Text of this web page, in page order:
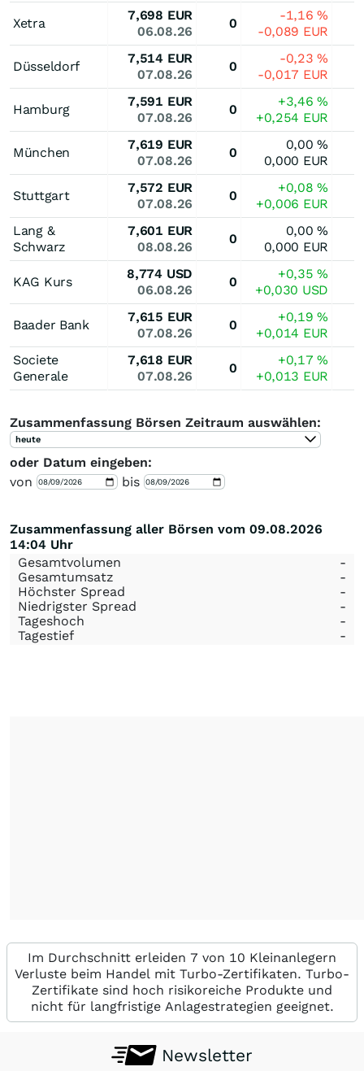
Xetra
7,698 EUR
06.08.26
0
-1,16%
-0,089 EUR
Düsseldorf
7,514 EUR
07.08.26
0
-0,23%
-0,017 EUR
Hamburg
7,591 EUR
07.08.26
0
+3,46%
+0,254 EUR
München
7,619 EUR
07.08.26
0
0,00%
0,000 EUR
Stuttgart
7,572 EUR
07.08.26
0
+0,08%
+0,006 EUR
Lang &
Schwarz
7,601 EUR
08.08.26
0
0,00%
0,000 EUR
KAG Kurs
8,774 USD
06.08.26
0
+0,35%
+0,030 USD
Baader Bank
7,615 EUR
07.08.26
0
+0,19%
+0,014 EUR
Societe
Generale
7,618 EUR
07.08.26
0
+0,17%
+0,013 EUR
Zusammenfassung Börsen Zeitraum auswählen:
heute
oder Datum eingeben:
von
bis
Zusammenfassung aller Börsen vom 09.08.2026
14:04 Uhr
Gesamtvolumen
-
Gesamtumsatz
-
Höchster Spread
-
Niedrigster Spread
-
Tageshoch
-
Tagestief
-
Im Durchschnitt erleiden 7 von 10 Kleinanlegern
Verluste beim Handel mit Turbo-Zertifikaten. Turbo-
Zertifikate sind hoch risikoreiche Produkte und
nicht für langfristige Anlagestrategien geeignet.
Newsletter